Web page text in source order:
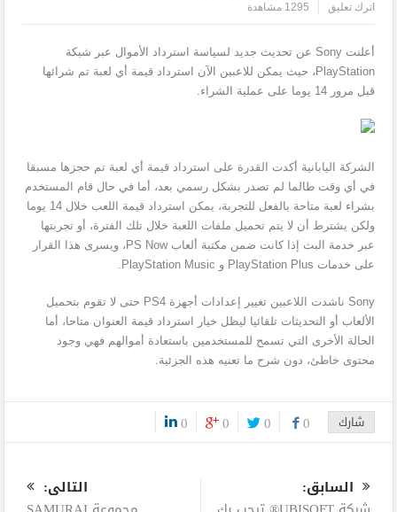
اترك تعليق
1295 مشاهدة
أعلنت Sony عن تحديث جديد لسياسة استرداد الأموال عبر شبكة
PlayStation، حيث يمكن للاعبين الآن استرداد قيمة أي لعبة تم شرائها
قبل مرور 14 يوما على عملية الشراء.
الشركة اليابانية أكدت القدرة على استرداد قيمة أي لعبة تم حجزها مسبقا
في أي وقت طالما لم تصدر بشكل رسمي بعد، أما في حال قام المستخدم
بشراء لعبة متاحة بالفعل للتجربة، يمكن استرداد قيمة اللعب خلال 14 يوما
ولكن يشترط أن لا يتم تحميل ملفات اللعبة خلال تلك الفترة، أو تجربتها
عبر خدمة البث إذا كانت ضمن مكتبة ألعاب PS Now، ويسرى هذا القرار
على خدمات PlayStation Plus و PlayStation Music.
Sony ناشدت اللاعبين تغيير إعدادات أجهزة PS4 حتى لا تقوم بتحميل
الألعاب أو التحديثات تلقائيا ليظل خيار استرداد قيمة العنوان متاحا، أما
الحالة الأخرى التي تسمح للمستخدمين باستعادة أموالهم فهي وجود
محتوى خاطئ، دون شرح ما تعنيه هذه الجزئية.
شارك 0
0
0
0
السابق:
التالى: